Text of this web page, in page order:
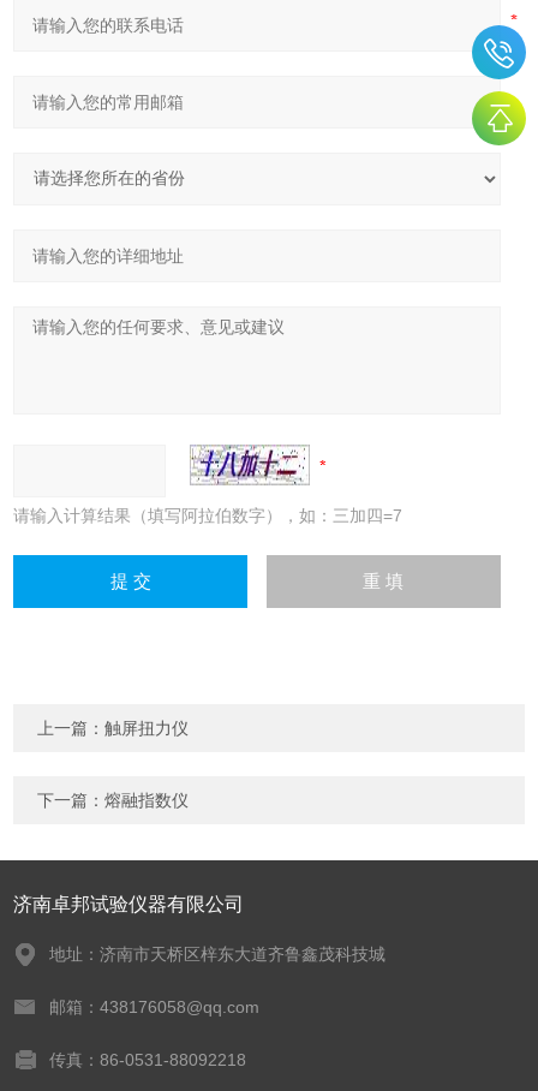
请输入计算结果（填写阿拉伯数字），如：三加四=7
上一篇：触屏扭力仪
下一篇：熔融指数仪
济南卓邦试验仪器有限公司
地址：济南市天桥区梓东大道齐鲁鑫茂科技城
邮箱：438176058@qq.com
传真：86-0531-88092218